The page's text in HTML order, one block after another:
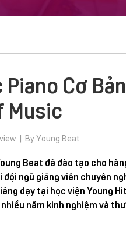
Piano Cơ
Music
| By Young Beat
Beat đã đào tạo cho
đội ngũ giảng viên chuyên
dạy tại học viện Young
năm kinh nghiệm và